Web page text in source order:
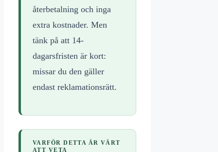
återbetalning och inga
extra kostnader. Men
tänk på att 14-
dagarsfristen är kort:
missar du den gäller
endast reklamationsrätt.
VARFÖR DETTA ÄR VÄRT
ATT VETA